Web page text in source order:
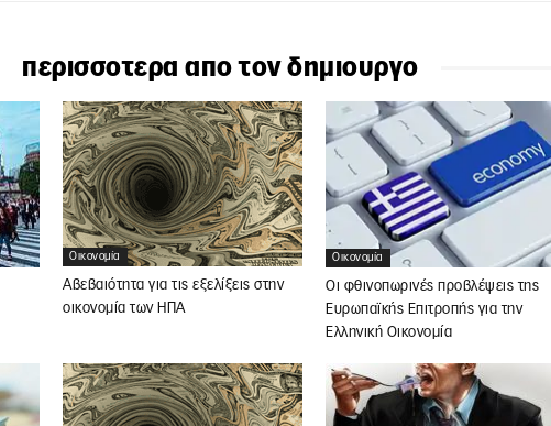
περισσοτερα απο τον δημιουργο
Οικονομία
Αβεβαιότητα για τις εξελίξεις στην
οικονομία των ΗΠΑ
Οικονομία
Οι φθινοπωρινές προβλέψεις της
Ευρωπαϊκής Επιτροπής για την
Ελληνική Οικονομία